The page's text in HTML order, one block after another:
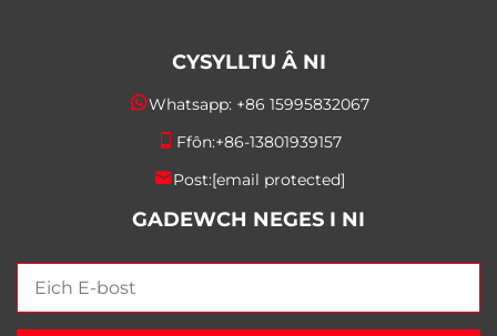
CYSYLLTU Â NI
Whatsapp: +86 15995832067
Ffôn:+86-13801939157
Post:[email protected]
GADEWCH NEGES I NI